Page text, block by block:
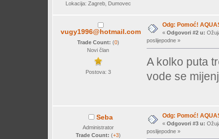
Lokacija: Zagreb, Dumovec
vugy1996@hotmail.com
Trade Count: (0)
Novi član
Postova: 3
Odg: Pomoć!
« Odgovori #2 u:
poslijepodne »
A kolko puta
vode se
Seba
Administrator
Trade Count: (+3)
Odg: Pomoć!
« Odgovori #3 u:
poslijepodne »